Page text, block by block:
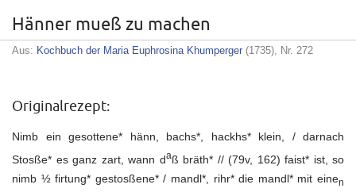
Hänner mueß zu machen
Aus: Kochbuch der Maria Euphrosina Khumperger (1735), Nr. 272
Originalrezept:
Nimb ein gesottene* hänn, bachs*, hackhs* klein, / darnach
Stosße* es ganz zart, wann daß bräth* // (79v, 162) faist* ist, so
nimb ½ firtung* gestosßene* / mandl*, rihr* die mandl* mit einen